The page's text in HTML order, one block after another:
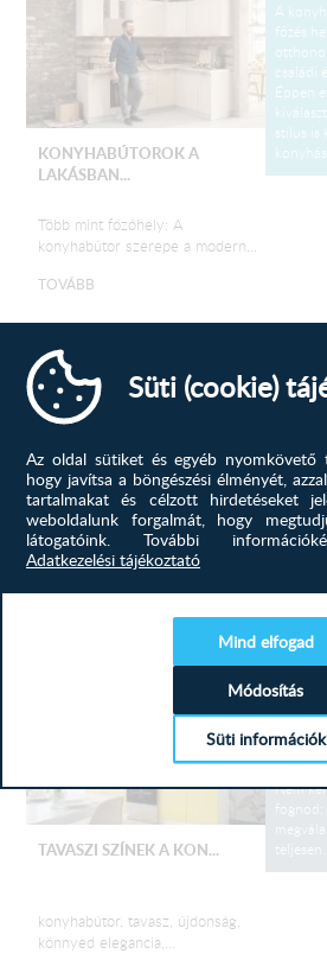
KONYHABÚTOROK A
LAKÁSBAN...
Több mint főzőhely: A
konyhabútor szerepe a modern...
TOVÁBB
A
főzés
családi
Éppen
stílus is
konyhás
KONYHABÚTOR TERVEZÉS...
konyhabútor, konyhabútor
tervezés, új, ötletek,
de
Hogy
be
TAVASZI SZÍNEK A KON...
konyhabútor, tavasz, újdonság,
könnyed elegancia,...
ideje,
Nem
fognod;
teljesen...
Süti (cookie)
Az oldal sütiket és egyéb nyomkövető
hogy javítsa a böngészési élményét,
tartalmakat és célzott hirdetéseket
weboldalunk forgalmát, hogy
látogatóink.
További
Adatkezelési tájékoztató
Mind elfogad
Módosítás
Süti információk